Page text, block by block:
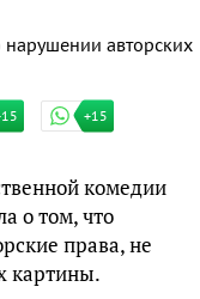
+15
комедии
о том, что
права, не
картины.